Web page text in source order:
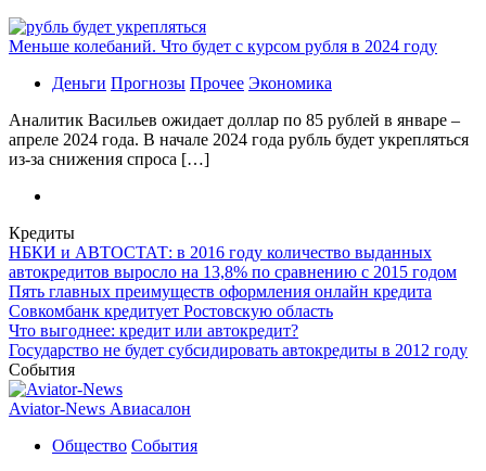
Меньше колебаний. Что будет с курсом рубля в 2024 году
Деньги Прогнозы Прочее Экономика
Аналитик Васильев ожидает доллар по 85 рублей в январе –
апреле 2024 года. В начале 2024 года рубль будет укрепляться
из-за снижения спроса […]
Кредиты
НБКИ и АВТОСТАТ: в 2016 году количество выданных
автокредитов выросло на 13,8% по сравнению с 2015 годом
Пять главных преимуществ оформления онлайн кредита
Совкомбанк кредитует Ростовскую область
Что выгоднее: кредит или автокредит?
Государство не будет субсидировать автокредиты в 2012 году
События
Aviator-News Авиасалон
Общество События